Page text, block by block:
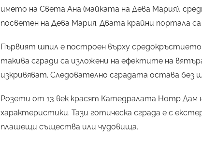
името на Света Ана (майката на Дева Мария),
посветен на Дева Мария. Двата крайни портала
Първият шпил е построен върху
такива сгради са изложени на ефектите на
изкривяват. Следователно сградата остава без
Розети от 13 век красят Катедралата Нотр Дам
характеристики. Тази готическа сграда е с
плашещи същества или чудовища.